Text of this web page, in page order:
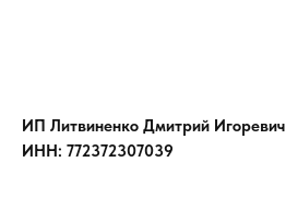
ИП Литвиненко Дмитрий Игоревич
ИНН: 772372307039